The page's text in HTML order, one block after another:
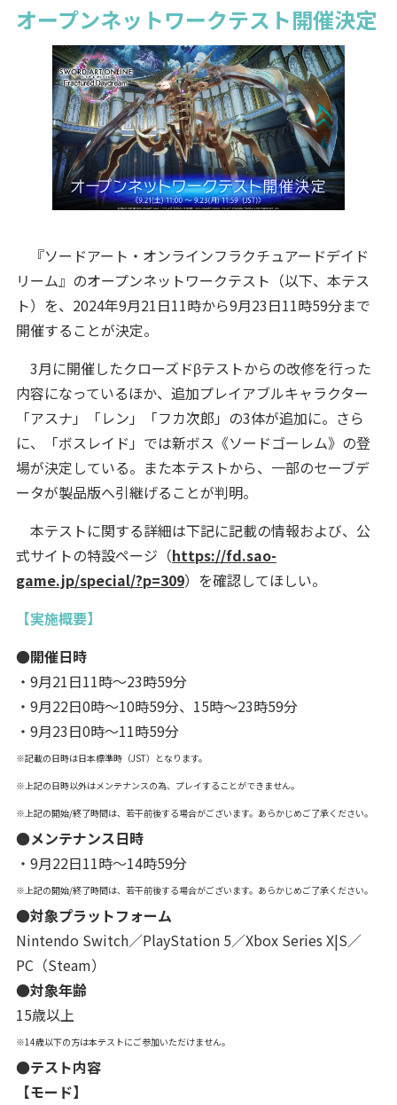
オープンネットワークテスト開催決定
『ソードアート・オンラインフラクチュアードデイド
リーム』のオープンネットワークテスト（以下、本テス
ト）を、2024年9月21日11時から9月23日11時59分まで
開催することが決定。
3月に開催したクローズドβテストからの改修を行った
内容になっているほか、追加プレイアブルキャラクター
「アスナ」「レン」「フカ次郎」の3体が追加に。さら
に、「ボスレイド」では新ボス《ソードゴーレム》の登
場が決定している。また本テストから、一部のセーブデ
ータが製品版へ引継げることが判明。
本テストに関する詳細は下記に記載の情報および、公
式サイトの特設ページ（https://fd.sao-
game.jp/special/?p=309）を確認してほしい。
【実施概要】
●開催日時
・9月21日11時～23時59分
・9月22日0時～10時59分、15時～23時59分
・9月23日0時～11時59分
※記載の日時は日本標準時（JST）となります。
※上記の日時以外はメンテナンスの為、プレイすることができません。
※上記の開始/終了時間は、若干前後する場合がございます。あらかじめご了承ください。
●メンテナンス日時
・9月22日11時～14時59分
※上記の開始/終了時間は、若干前後する場合がございます。あらかじめご了承ください。
●対象プラットフォーム
Nintendo Switch／PlayStation 5／Xbox Series X|S／
PC（Steam）
●対象年齢
15歳以上
※14歳以下の方は本テストにご参加いただけません。
●テスト内容
【モード】